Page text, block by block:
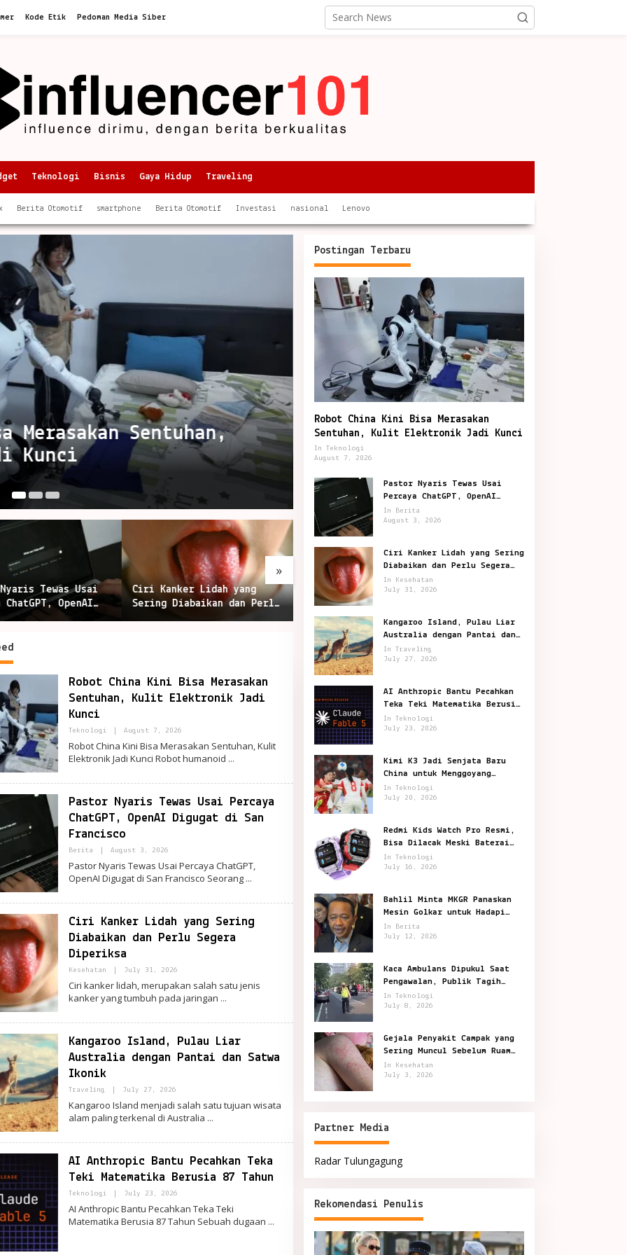
Kode Etik Pedoman Media Siber
Teknologi Bisnis Gaya Hidup Traveling
Berita Otomotif smartphone Berita Otomotif Investasi nasional Lenovo
Percaya ChatGPT,
Francisco
Kesehatan
Ciri Kanker Lidah yang Sering
Perlu Segera Diperiksa
July 31, 2026
»
Lidah yang
dan Perlu
Kangaroo Island, Pulau
Liar Australia dengan
Pantai dan Satwa Ikonik
AI Anthropic Bantu
Pecahkan Teka Teki
Matematika Berusia 87
Tahun
Elektronik Jadi Kunci
Robot China Kini Bisa Merasakan
Sentuhan, Kulit Elektronik Jadi
Kunci
Teknologi August 7, 2026By
Robot China Kini Bisa Merasakan Sentuhan, Kulit
Elektronik Jadi Kunci Robot humanoid
Pastor Nyaris Tewas Usai Percaya
ChatGPT, OpenAI Digugat di San
Francisco
Berita August 3, 2026By
Pastor Nyaris Tewas Usai Percaya ChatGPT,
OpenAI Digugat di San Francisco Seorang
Ciri Kanker Lidah yang Sering
Diabaikan dan Perlu Segera
Diperiksa
Kesehatan July 31, 2026By
Ciri kanker lidah, merupakan salah satu jenis
kanker yang tumbuh pada jaringan
Kangaroo Island, Pulau Liar
Australia dengan Pantai dan Satwa
Ikonik
Traveling July 27, 2026By
Kangaroo Island menjadi salah satu tujuan wisata
alam paling terkenal di Australia
AI Anthropic Bantu Pecahkan Teka
Teki Matematika Berusia 87 Tahun
Teknologi July 23, 2026By
AI Anthropic Bantu Pecahkan Teka Teki
Matematika Berusia 87 Tahun Sebuah dugaan
Postingan Terbaru
Robot China Kini Bisa Merasakan
Sentuhan, Kulit Elektronik Jadi Kunci
In Teknologi
August 7, 2026
Pastor Nyaris Tewas Usai
Percaya ChatGPT, OpenAI
Digugat di San Francisco
In Berita
August 3, 2026
Ciri Kanker Lidah yang Sering
Diabaikan dan Perlu Segera
Diperiksa
In Kesehatan
July 31, 2026
Kangaroo Island, Pulau Liar
Australia dengan Pantai dan
Satwa Ikonik
In Traveling
July 27, 2026
AI Anthropic Bantu Pecahkan
Teka Teki Matematika Berusia
87 Tahun
In Teknologi
July 23, 2026
Kimi K3 Jadi Senjata Baru
China untuk Menggoyang
Keunggulan AI Amerika
In Teknologi
July 20, 2026
Redmi Kids Watch Pro Resmi,
Bisa Dilacak Meski Baterai
Sudah Habis
In Teknologi
July 16, 2026
Bahlil Minta MKGR Panaskan
Mesin Golkar untuk Hadapi
Pemilu 2029
In Berita
July 12, 2026
Kaca Ambulans Dipukul Saat
Pengawalan, Publik Tagih
Jawaban Polisi
In Teknologi
July 8, 2026
Gejala Penyakit Campak yang
Sering Muncul Sebelum Ruam
Terlihat
In Kesehatan
July 3, 2026
Partner Media
Radar Tulungagung
Rekomendasi Penulis